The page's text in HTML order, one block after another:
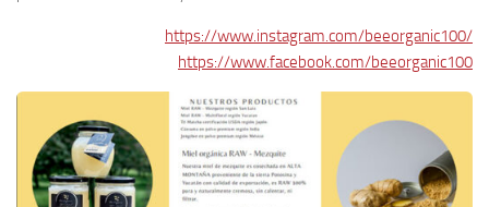
https://www.instagram.com/beeorganic100/
https://www.facebook.com/beeorganic100